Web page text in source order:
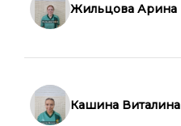
Жильцова Арина
Кашина Виталина